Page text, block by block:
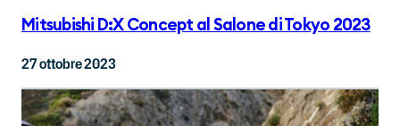
Mitsubishi D:X Concept al Salone di Tokyo 2023
27 ottobre 2023